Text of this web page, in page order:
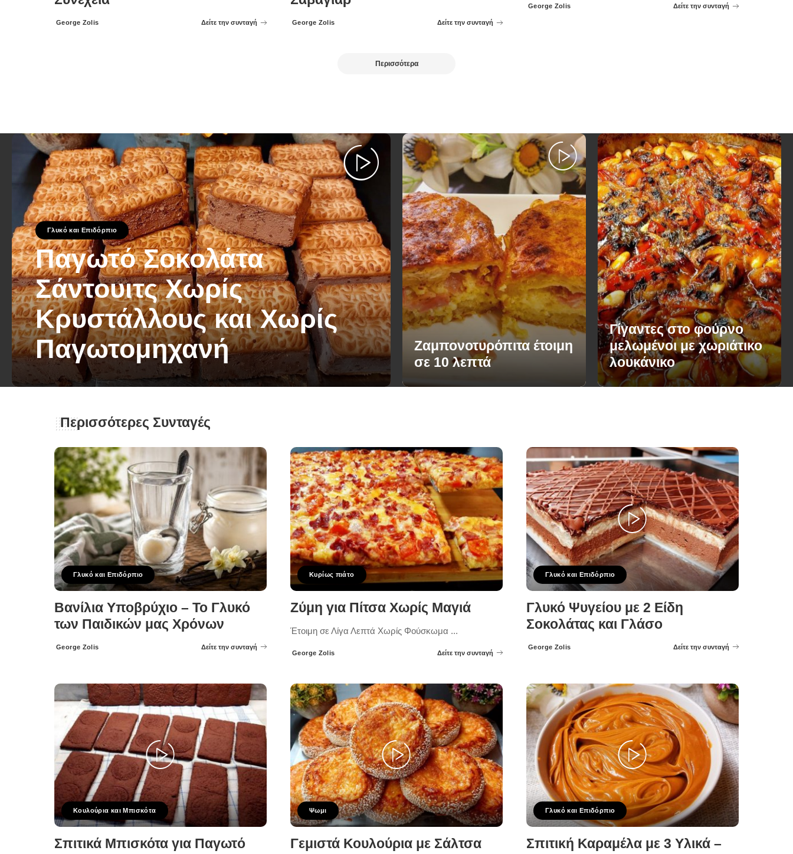
Posted
George Zolis Δείτε την συνταγή
Posted
George Zolis Δείτε την συνταγή
Posted
George Zolis Δείτε την συνταγή
Περισσότερα
Γλυκό και Επιδόρπιο
Παγωτό Σοκολάτα
Σάντουιτς Χωρίς
Κρυστάλλους και Χωρίς
Παγωτομηχανή
Posted
George Zolis 13 Ιουλίου 2025
Ζαμπονοτυρόπιτα έτοιμη
σε 10 λεπτά
Γίγαντες στο φούρνο
μελωμένοι με χωριάτικο
λουκάνικο
Περισσότερες Συνταγές
Γλυκό και Επιδόρπιο
Βανίλια Υποβρύχιο – Το Γλυκό
των Παιδικών μας Χρόνων
Posted
George Zolis Δείτε την συνταγή
Κυρίως πιάτο
Ζύμη για Πίτσα Χωρίς Μαγιά
Έτοιμη σε Λίγα Λεπτά Χωρίς Φούσκωμα ...
Posted
George Zolis Δείτε την συνταγή
Γλυκό και Επιδόρπιο
Γλυκό Ψυγείου με 2 Είδη
Σοκολάτας και Γλάσο
Posted
George Zolis Δείτε την συνταγή
Κουλούρια και Μπισκότα
Σπιτικά Μπισκότα για Παγωτό
Ψωμι
Γεμιστά Κουλούρια με Σάλτσα
Γλυκό και Επιδόρπιο
Σπιτική Καραμέλα με 3 Υλικά –